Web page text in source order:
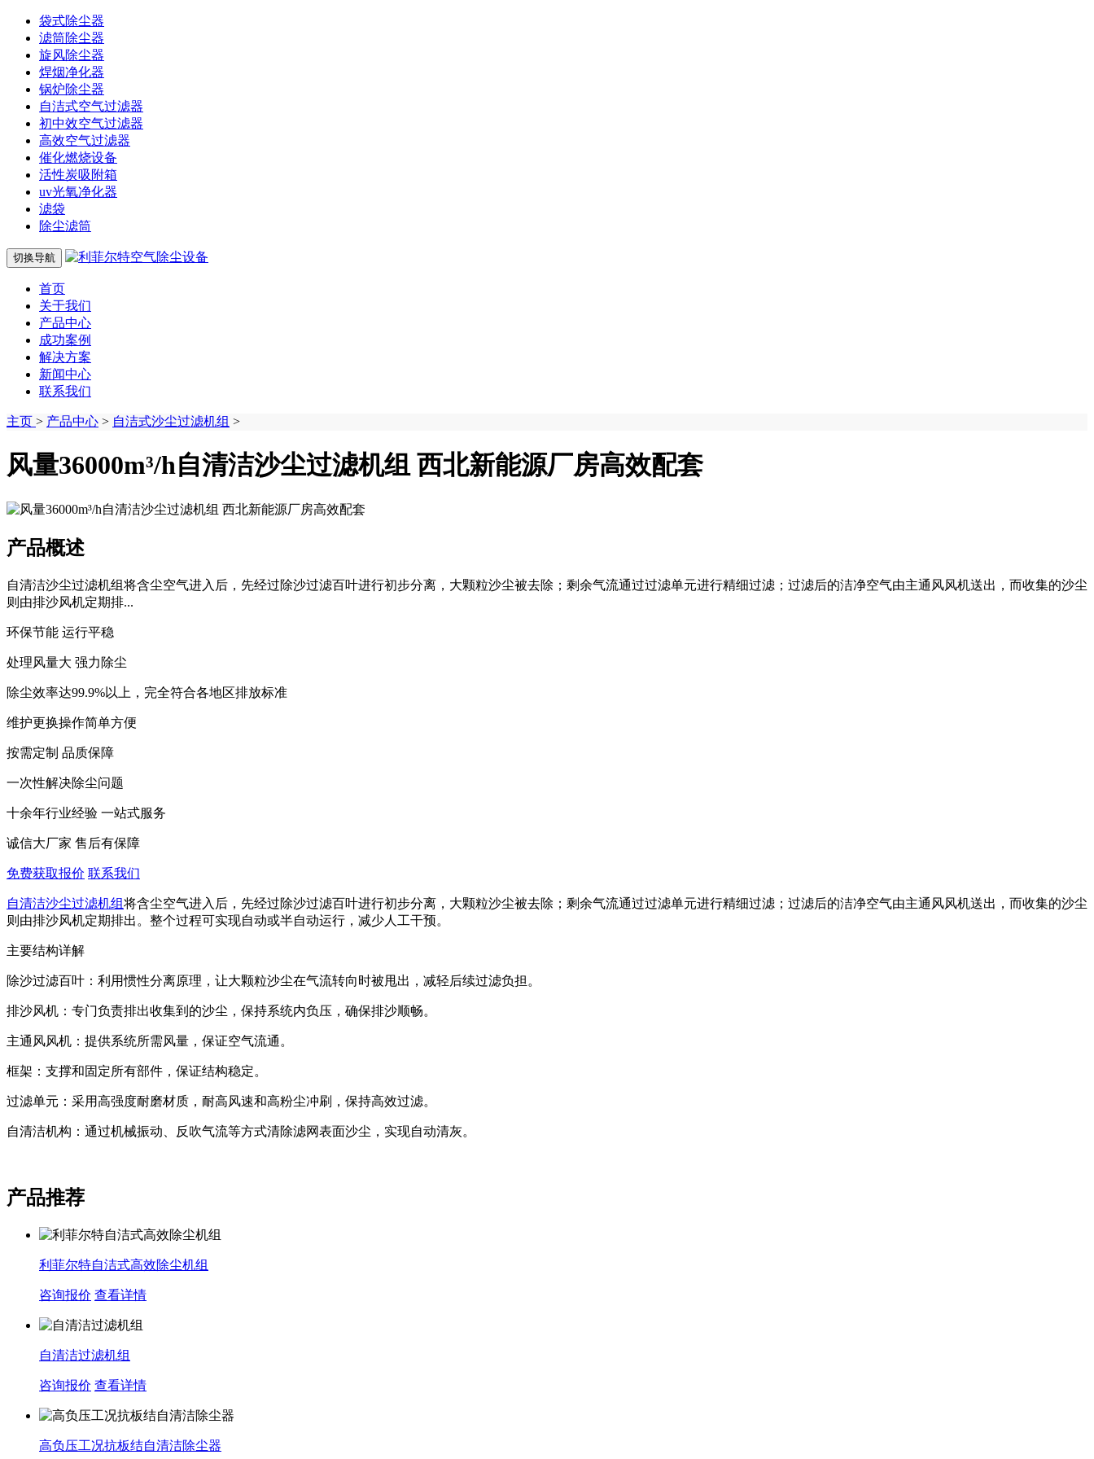
袋式除尘器
滤筒除尘器
旋风除尘器
焊烟净化器
锅炉除尘器
自洁式空气过滤器
初中效空气过滤器
高效空气过滤器
催化燃烧设备
活性炭吸附箱
uv光氧净化器
滤袋
除尘滤筒
切换导航
首页
关于我们
产品中心
成功案例
解决方案
新闻中心
联系我们
主页 > 产品中心 > 自洁式沙尘过滤机组 >
风量36000m³/h自清洁沙尘过滤机组 西北新能源厂房高效配套
产品概述
自清洁沙尘过滤机组将含尘空气进入后，先经过‌除沙过滤百叶‌进行初步分离，大颗粒沙尘被去除；剩余气流通过‌过滤单元‌进行精细过滤；过滤后的洁净空气由‌主通风风机‌送出，而收集的沙尘
则由‌排沙风机‌定期排...
环保节能 运行平稳
处理风量大 强力除尘
除尘效率达99.9%以上，完全符合各地区排放标准
维护更换操作简单方便
按需定制 品质保障
一次性解决除尘问题
十余年行业经验 一站式服务
诚信大厂家 售后有保障
免费获取报价 联系我们
自清洁沙尘过滤机组将含尘空气进入后，先经过‌除沙过滤百叶‌进行初步分离，大颗粒沙尘被去除；剩余气流通过‌过滤单元‌进行精细过滤；过滤后的洁净空气由‌主通风风机‌送出，而收集的沙尘
则由‌排沙风机‌定期排出。整个过程可实现自动或半自动运行，减少人工干预。
主要结构详解
除沙过滤百叶‌：利用惯性分离原理，让大颗粒沙尘在气流转向时被甩出，减轻后续过滤负担。
排沙风机‌：专门负责排出收集到的沙尘，保持系统内负压，确保排沙顺畅。
主通风风机‌：提供系统所需风量，保证空气流通。
框架‌：支撑和固定所有部件，保证结构稳定。
过滤单元‌：采用高强度耐磨材质，耐高风速和高粉尘冲刷，保持高效过滤。
自清洁机构‌：通过机械振动、反吹气流等方式清除滤网表面沙尘，实现自动清灰。
产品推荐
利菲尔特自洁式高效除尘机组
咨询报价 查看详情
自清洁过滤机组
咨询报价 查看详情
高负压工况抗板结自清洁除尘器